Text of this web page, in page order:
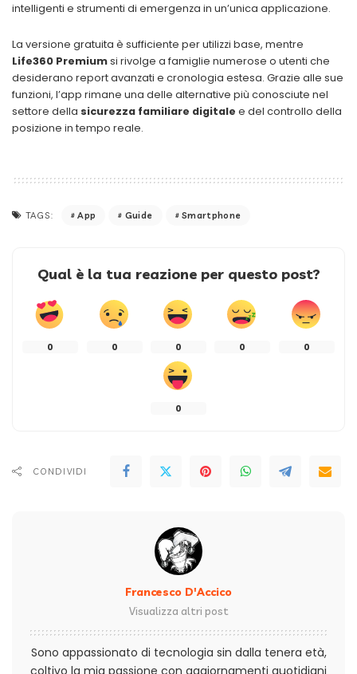
intelligenti e strumenti di emergenza in un’unica applicazione.
La versione gratuita è sufficiente per utilizzi base, mentre
Life360 Premiumsi rivolge a famiglie numerose o utenti che
desiderano report avanzati e cronologia estesa. Grazie alle sue
funzioni, l’app rimane una delle alternative più conosciute nel
settore della sicurezza familiare digitale e del controllo della
posizione in tempo reale.
TAGS: App Guide Smartphone
Qual è la tua reazione per questo post?
0 0 0 0 0
0
CONDIVIDI
Francesco D'Accico
Visualizza altri post
Sono appassionato di tecnologia sin dalla tenera età,